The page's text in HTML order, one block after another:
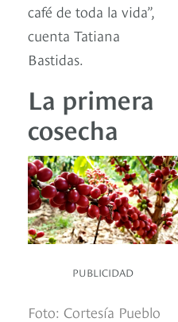
café de toda la vida”,
cuenta Tatiana
Bastidas.
La primera
cosecha
PUBLICIDAD
Foto: Cortesía Pueblo